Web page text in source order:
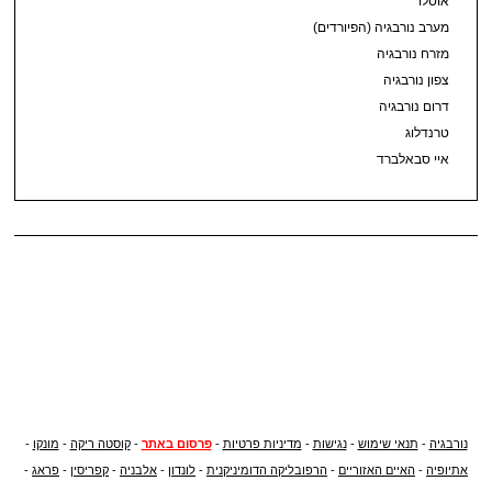
מערב נורבגיה (הפיורדים)
מזרח נורבגיה
צפון נורבגיה
דרום נורבגיה
טרנדלוג
איי סבאלברד
נורבגיה - תנאי שימוש -נגישות - מדיניות פרטיות -פרסום באתר -קוסטה ריקה - מונקו -
אתיופיה - האיים האזוריים - הרפובליקה הדומיניקנית - לונדון - אלבניה - קפריסין - פראג -